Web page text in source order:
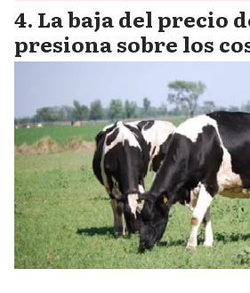
La baja del precio
presiona sobre los